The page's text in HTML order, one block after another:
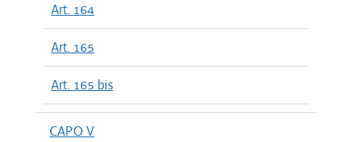
Art. 164
Art. 165
Art. 165 bis
CAPO V